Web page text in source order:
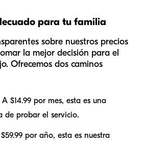
para tu familia
sobre nuestros precios
la mejor decisión para el
Ofrecemos dos caminos
A $14.99 por mes, esta es una
de probar el servicio.
por año, esta es nuestra